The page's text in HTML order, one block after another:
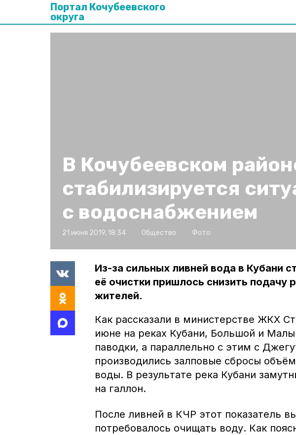
Портал Кочубеевского
округа
В Кочубеевском
стабилизируется
с водоснабжением
21 июня 2019, 18:34 Общество Фото:
Из-за сильных ливней вода в Кубани
её очистки пришлось снизить подачу
жителей.
Как рассказали в министерстве ЖКХ
июне на реках Кубани, Большой и
паводки, а параллельно с этим с
производились залповые сбросы
воды. В результате река Кубани
на галлон.
После ливней в КЧР этот показатель
потребовалось очищать воду. Как